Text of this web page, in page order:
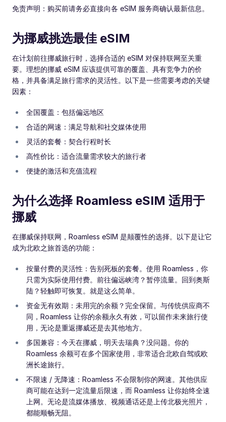
免责声明：购买前请务必直接向各 eSIM 服务商确认最新信息。
为挪威挑选最佳 eSIM
在计划前往挪威旅行时，选择合适的 eSIM 对保持联网至关重
要。理想的挪威 eSIM 应该提供可靠的覆盖、具有竞争力的价
格，并具备满足旅行需求的灵活性。以下是一些需要考虑的关键
因素：
全国覆盖：包括偏远地区
合适的网速：满足导航和社交媒体使用
灵活的套餐：契合行程时长
高性价比：适合流量需求较大的旅行者
便捷的激活和充值流程
为什么选择 Roamless eSIM 适用于
挪威
在挪威保持联网，Roamless eSIM 是颠覆性的选择。以下是让它
成为北欧之旅首选的功能：
按量付费的灵活性：告别死板的套餐。使用 Roamless，你
只需为实际使用付费。前往偏远峡湾？暂停流量。回到奥斯
陆？轻触即可恢复。就是这么简单。
资金无有效期：未用完的余额？完全保留。与传统供应商不
同，Roamless 让你的余额永久有效，可以留作未来旅行使
用，无论是重返挪威还是去其他地方。
多国兼容：今天在挪威，明天去瑞典？没问题。你的
Roamless 余额可在多个国家使用，非常适合北欧自驾或欧
洲长途旅行。
不限速 / 无降速：Roamless 不会限制你的网速。其他供应
商可能在达到一定流量后限速，而 Roamless 让你始终全速
上网。无论是流媒体播放、视频通话还是上传北极光照片，
都能顺畅无阻。